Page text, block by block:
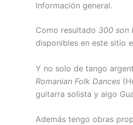
Información general.
Como resultado 300 son
disponibles en este sitio
Y no solo de tango
Romanian Folk Dances
guitarra solista y algo
Además tengo obras